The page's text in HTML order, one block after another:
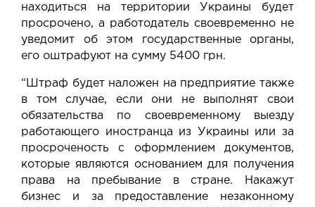
находиться на территории Украины будет
просрочено, а работодатель своевременно не
уведомит об этом государственные органы,
его оштрафуют на сумму 5400 грн.
“Штраф будет наложен на предприятие также
в том случае, если они не выполнят свои
обязательства по своевременному выезду
работающего иностранца из Украины или за
просроченость с оформлением документов,
которые являются основанием для получения
права на пребывание в стране. Накажут
бизнес и за предоставление незаконному